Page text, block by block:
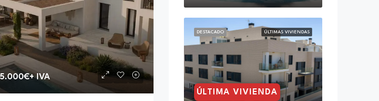
IVA
ÚLTIMAS VIVIENDAS
DESTACADO
ÚLTIMA VIVIENDA